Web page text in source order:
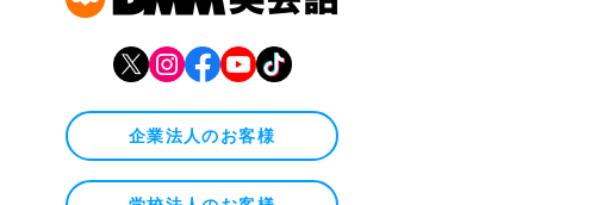
企業法人のお客様